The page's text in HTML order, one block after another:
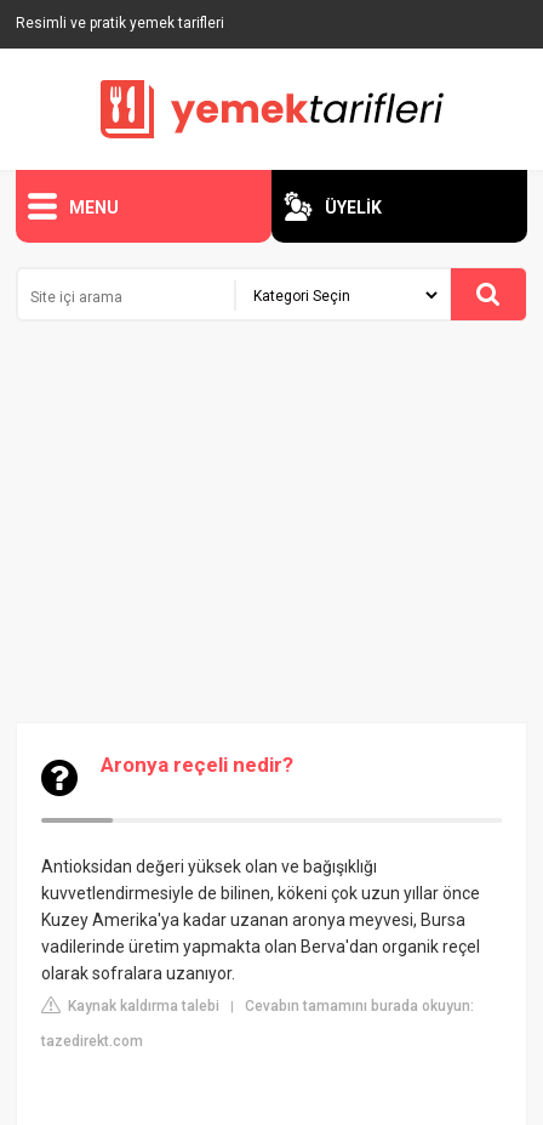
Resimli ve pratik yemek tarifleri
MENU ÜYELİK
Aronya reçeli nedir?
Antioksidan değeri yüksek olan ve bağışıklığı
kuvvetlendirmesiyle de bilinen, kökeni çok uzun yıllar önce
Kuzey Amerika'ya kadar uzanan aronya meyvesi, Bursa
vadilerinde üretim yapmakta olan Berva'dan organik reçel
olarak sofralara uzanıyor.
Kaynak kaldırma talebi |Cevabın tamamını burada okuyun:
tazedirekt.com